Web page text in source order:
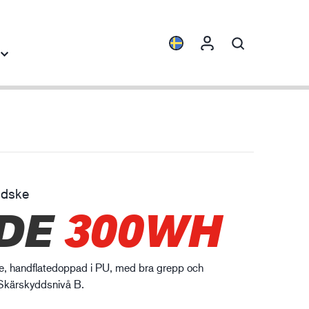
SPARX™
& HEAT™
och
Logistik
300WH
handflatedoppad i PU, med bra grepp och
B.